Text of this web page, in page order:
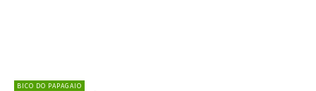
BICO DO PAPAGAIO